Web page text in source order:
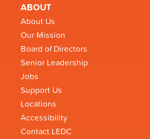
ABOUT
About Us
Our Mission
Board of Directors
Senior Leadership
Jobs
Support Us
Locations
Accessibility
Contact LEDC